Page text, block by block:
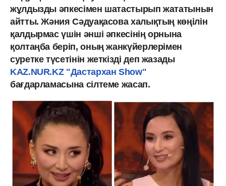
жұлдызды әпкесімен шатастырып жататынын
айтты. Жәния Сәдуақасова халықтың көңілін
қалдырмас үшін әнші әпкесінің орнына
қолтаңба беріп, оның жанкүйерлерімен
суретке түсетінін жеткізді деп жазады
KAZ.NUR.KZ "Дастархан Show"
бағдарламасына сілтеме жасап.